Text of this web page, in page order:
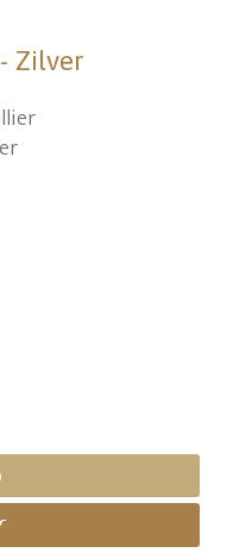
Zilver